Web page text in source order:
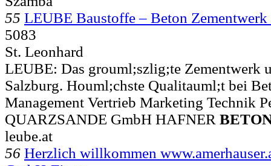
55 LEUBE Baustoffe – Beton
5083
St. Leonhard
LEUBE: Das grouml;szlig;te Zementwerk
Salzburg. Houml;chste Qualitauml;t bei
Management Vertrieb Marketing Technik
QUARZSANDE GmbH HAFNER
leube.at
56 Herzlich willkommen